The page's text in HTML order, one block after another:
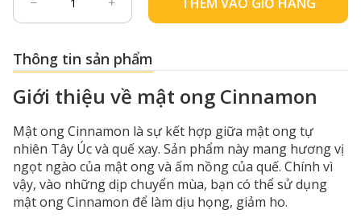
Thông tin sản phẩm
Giới thiệu về mật ong Cinnamon
Mật ong Cinnamon là sự kết hợp giữa mật ong tự
nhiên Tây Úc và quế xay. Sản phẩm này mang hương vị
ngọt ngào của mật ong và ấm nồng của quế. Chính vì
vậy, vào những dịp chuyển mùa, bạn có thể sử dụng
mật ong Cinnamon để làm dịu họng, giảm ho.